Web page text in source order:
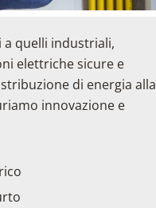
a quelli industriali,
elettriche sicure e
di energia alla
innovazione e